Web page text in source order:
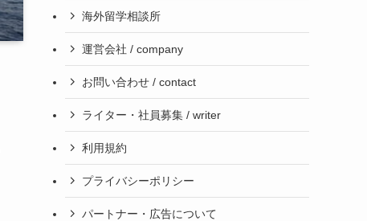
海外留学相談所
運営会社 / company
お問い合わせ / contact
ライター・社員募集 / writer
利用規約
プライバシーポリシー
パートナー・広告について